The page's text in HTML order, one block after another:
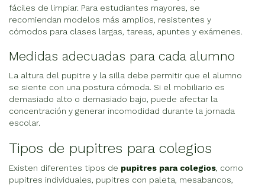
fáciles de limpiar. Para estudiantes mayores, se
recomiendan modelos más amplios, resistentes y
cómodos para clases largas, tareas, apuntes y exámenes.
Medidas adecuadas para cada alumno
La altura del pupitre y la silla debe permitir que el alumno
se siente con una postura cómoda. Si el mobiliario es
demasiado alto o demasiado bajo, puede afectar la
concentración y generar incomodidad durante la jornada
escolar.
Tipos de pupitres para colegios
Existen diferentes tipos de pupitres para colegios, como
pupitres individuales, pupitres con paleta, mesabancos,